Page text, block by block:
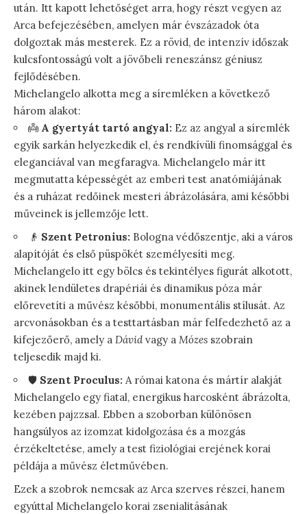
után. Itt kapott lehetőséget arra, hogy részt vegyen az
Arca befejezésében, amelyen már évszázadok óta
dolgoztak más mesterek. Ez a rövid, de intenzív időszak
kulcsfontosságú volt a jövőbeli reneszánsz géniusz
fejlődésében.
Michelangelo alkotta meg a síremléken a következő
három alakot:
👼 A gyertyát tartó angyal: Ez az angyal a síremlék
egyik sarkán helyezkedik el, és rendkívüli finomsággal és
eleganciával van megfaragva. Michelangelo már itt
megmutatta képességét az emberi test anatómiájának
és a ruházat redőinek mesteri ábrázolására, ami későbbi
műveinek is jellemzője lett.
👴 Szent Petronius: Bologna védőszentje, aki a város
alapítóját és első püspökét személyesíti meg.
Michelangelo itt egy bölcs és tekintélyes figurát alkotott,
akinek lendületes drapériái és dinamikus póza már
előrevetíti a művész későbbi, monumentális stílusát. Az
arcvonásokban és a testtartásban már felfedezhető az a
kifejezőerő, amely a Dávidvagy a Mózes szobrain
teljesedik majd ki.
🛡️ Szent Proculus: A római katona és mártír alakját
Michelangelo egy fiatal, energikus harcosként ábrázolta,
kezében pajzzsal. Ebben a szoborban különösen
hangsúlyos az izomzat kidolgozása és a mozgás
érzékeltetése, amely a test fiziológiai erejének korai
példája a művész életművében.
Ezek a szobrok nemcsak az Arca szerves részei, hanem
egyúttal Michelangelo korai zsenialitásának